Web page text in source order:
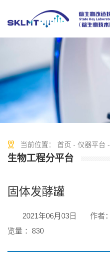
当前位置： 首页 - 仪器平台 -
生物工程分平台
固体发酵罐
2021年06月03日 作者：
览量 ： 830